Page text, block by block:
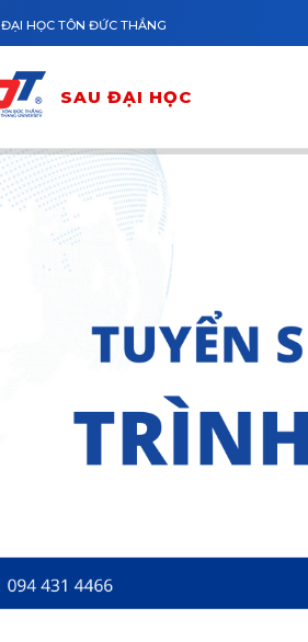
ĐẠI HỌC TÔN ĐỨC THẮNG
SAU ĐẠI HỌC